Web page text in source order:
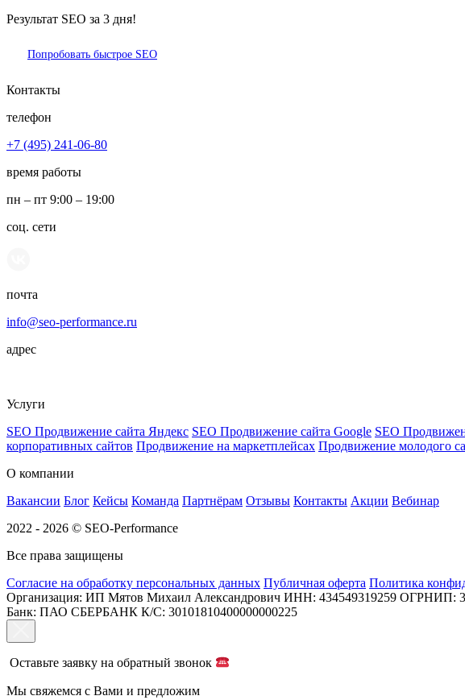
Результат SEO за 3 дня!
Попробовать быстрое SEO
Контакты
телефон
+7 (495) 241-06-80
время работы
пн – пт 9:00 – 19:00
соц. сети
почта
info@seo-performance.ru
адрес
Услуги
SEO Продвижение сайта Яндекс SEO Продвижение сайта Google SEO
корпоративных сайтов Продвижение на маркетплейсах Продвижение молодого
О компании
Вакансии Блог Кейсы Команда Партнёрам Отзывы Контакты Акции Вебинар
2022 - 2026 © SEO-Performance
Все права защищены
Согласие на обработку персональных данных Публичная оферта Политика
Организация: ИП Мятов Михаил Александрович ИНН: 434549319259 ОГРНИП:
Банк: ПАО СБЕРБАНК К/С: 30101810400000000225
Оставьте заявку на обратный звонок
Мы свяжемся с Вами и предложим